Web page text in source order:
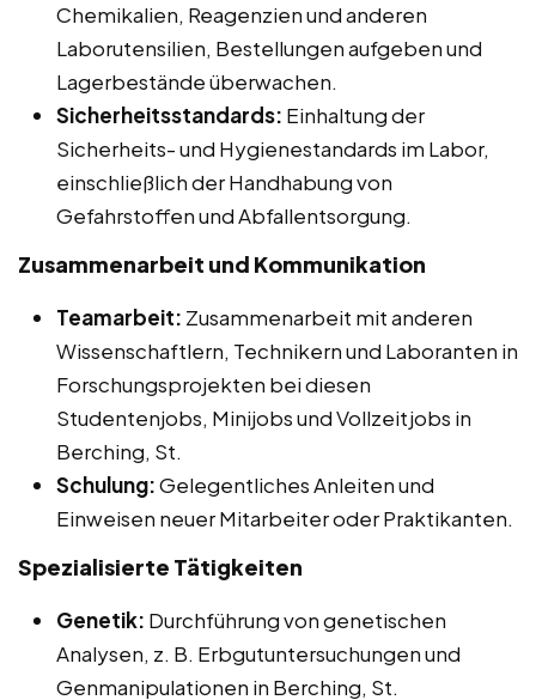
Chemikalien, Reagenzien und anderen
Laborutensilien, Bestellungen aufgeben und
Lagerbestände überwachen.
Sicherheitsstandards: Einhaltung der
Sicherheits- und Hygienestandards im Labor,
einschließlich der Handhabung von
Gefahrstoffen und Abfallentsorgung.
Zusammenarbeit und Kommunikation
Teamarbeit: Zusammenarbeit mit anderen
Wissenschaftlern, Technikern und Laboranten in
Forschungsprojekten bei diesen
Studentenjobs, Minijobs und Vollzeitjobs in
Berching, St.
Schulung:Gelegentliches Anleiten und
Einweisen neuer Mitarbeiter oder Praktikanten.
Spezialisierte Tätigkeiten
Genetik: Durchführung von genetischen
Analysen, z. B. Erbgutuntersuchungen und
Genmanipulationen in Berching, St.